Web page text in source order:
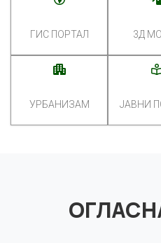
ГИС ПОРТАЛ 3Д
УРБАНИЗАМ ЈАВНИ